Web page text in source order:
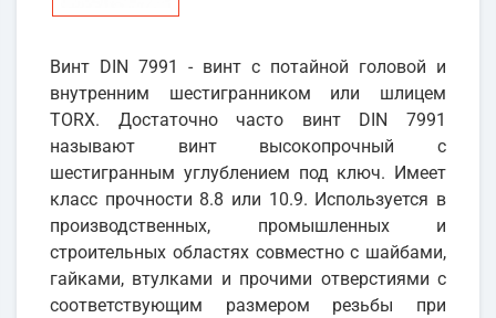
Винт DIN 7991 - винт с потайной головой и
внутренним шестигранником или шлицем
TORX. Достаточно часто винт DIN 7991
называют винт высокопрочный с
шестигранным углублением под ключ. Имеет
класс прочности 8.8 или 10.9. Используется в
производственных, промышленных и
строительных областях совместно с шайбами,
гайками, втулками и прочими отверстиями с
соответствующим размером резьбы при